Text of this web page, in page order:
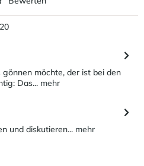
möchte, der ist bei den
Das... mehr
und diskutieren... mehr